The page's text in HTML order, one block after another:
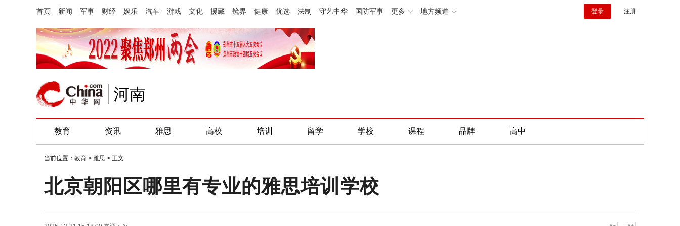
首页 新闻 军事 财经 娱乐 汽车 游戏 文化 援藏 镜界 健康 优选 法制 守艺中华 国防军事 更多 地方频道 登录 注册
河南
教育 资讯 雅思 高校 培训 留学 学校 课程 品牌 高中
当前位置： 教育 > 雅思 > 正文
北京朝阳区哪里有专业的雅思培训学校